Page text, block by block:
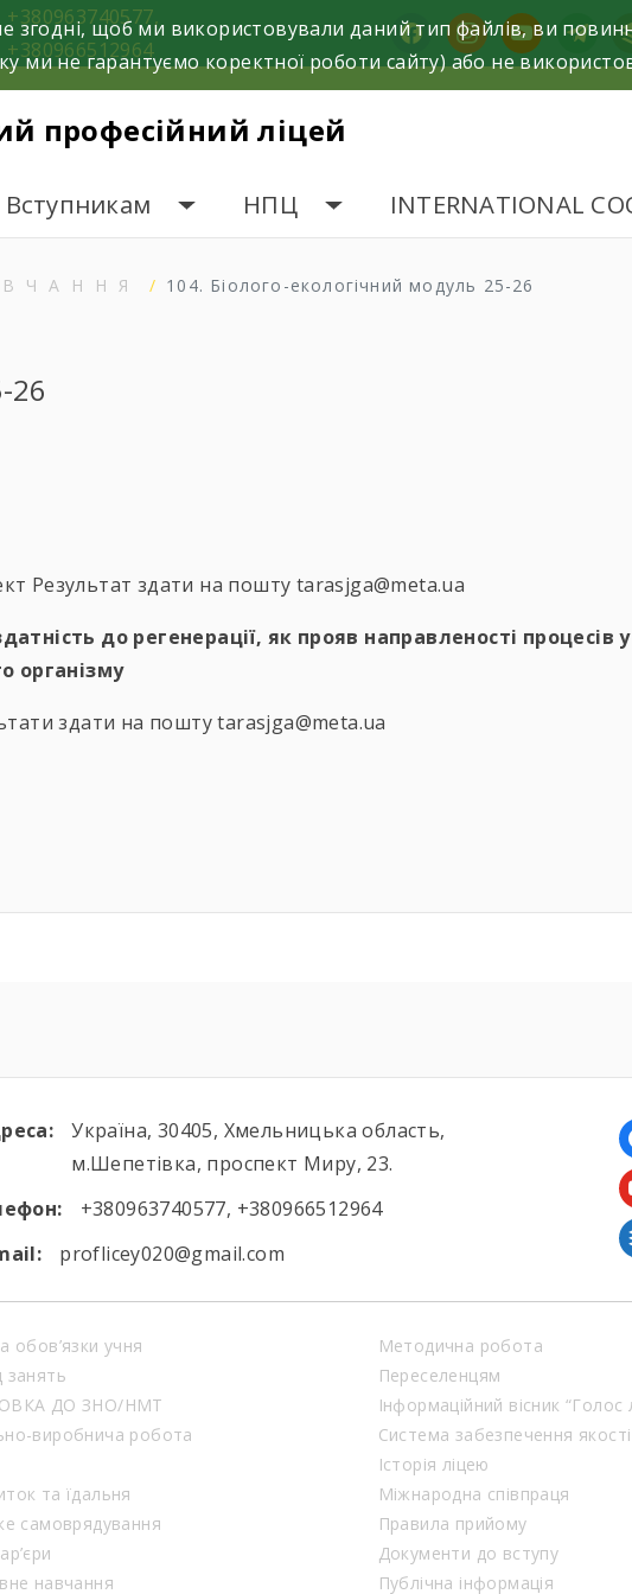
+380963740577,
+380966512964
facebookinstagramyoutube
професійний ліцей
Вступникам НПЦ INTERNATIONAL
104. Біолого-екологічний модуль 25-26
26
Результат здати на пошту tarasjga@meta.ua
до регенерації, як прояв направленості процесів
організму
здати на пошту tarasjga@meta.ua
щоб ми використовували даний тип файлів, ви
ми не гарантуємо коректної роботи сайту) або не
Україна, 30405, Хмельницька область,
м.Шепетівка, проспект Миру, 23.
+380963740577, +380966512964
proflicey020@gmail.com
обов’язки учня
занять
ДО ЗНО/НМТ
виробнича робота
та їдальня
самоврядування
навчання
Методична робота
Переселенцям
Інформаційний вісник “Голос
Система забезпечення якості
Історія ліцею
Міжнародна співпраця
Правила прийому
Документи до вступу
Публічна інформація